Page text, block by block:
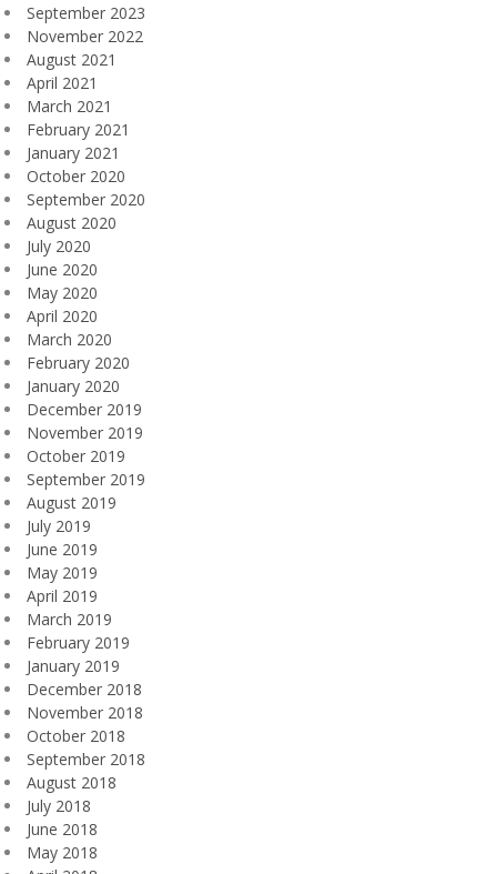
September 2023
November 2022
August 2021
April 2021
March 2021
February 2021
January 2021
October 2020
September 2020
August 2020
July 2020
June 2020
May 2020
April 2020
March 2020
February 2020
January 2020
December 2019
November 2019
October 2019
September 2019
August 2019
July 2019
June 2019
May 2019
April 2019
March 2019
February 2019
January 2019
December 2018
November 2018
October 2018
September 2018
August 2018
July 2018
June 2018
May 2018